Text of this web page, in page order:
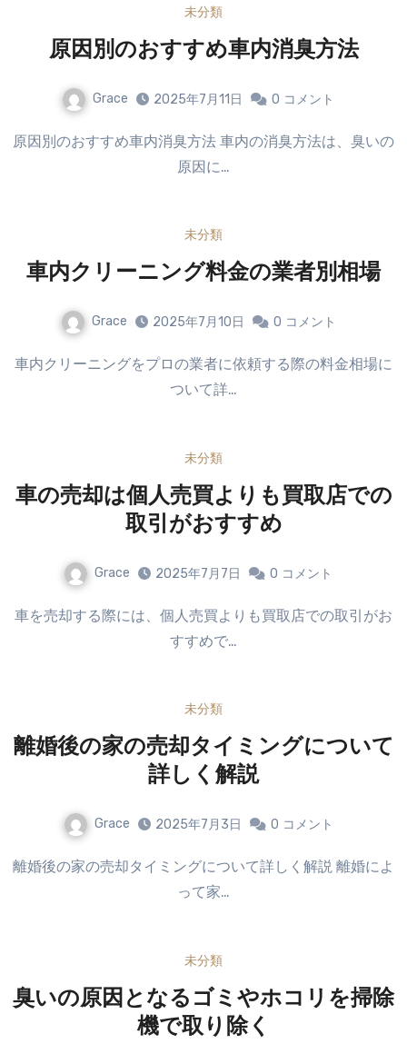
未分類
原因別のおすすめ車内消臭方法
Grace 2025年7月11日 0 コメント
原因別のおすすめ車内消臭方法 車内の消臭方法は、臭いの
原因に…
未分類
車内クリーニング料金の業者別相場
Grace 2025年7月10日 0 コメント
車内クリーニングをプロの業者に依頼する際の料金相場に
ついて詳…
未分類
車の売却は個人売買よりも買取店での
取引がおすすめ
Grace 2025年7月7日 0 コメント
車を売却する際には、個人売買よりも買取店での取引がお
すすめで…
未分類
離婚後の家の売却タイミングについて
詳しく解説
Grace 2025年7月3日 0 コメント
離婚後の家の売却タイミングについて詳しく解説 離婚によ
って家…
未分類
臭いの原因となるゴミやホコリを掃除
機で取り除く